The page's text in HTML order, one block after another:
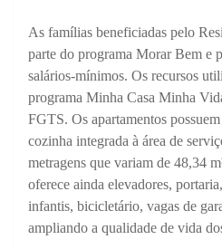
As famílias beneficiadas pelo
parte do programa Morar Bem e
salários-mínimos. Os recursos
programa Minha Casa Minha
FGTS. Os apartamentos
cozinha integrada à área de
metragens que variam de 48,34
oferece ainda elevadores,
infantis, bicicletário, vagas de
ampliando a qualidade de vida